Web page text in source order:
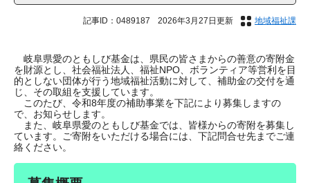
記事ID：0489187 2026年3月27日更新 地域福祉課
岐阜県愛のともしび基金は、県民の皆さまからの善意の寄附金
を財源とし、社会福祉法人、福祉NPO、ボランティア等営利を目
的としない団体が行う地域福祉活動に対して、補助金の交付を通
じ、その取組を支援しています。
このたび、令和8年度の補助事業を下記により募集しますの
で、お知らせします。
また、岐阜県愛のともしび基金では、皆様からの寄附を募集し
ています。ご寄附をいただける場合には、下記問合せ先までご連
絡ください。